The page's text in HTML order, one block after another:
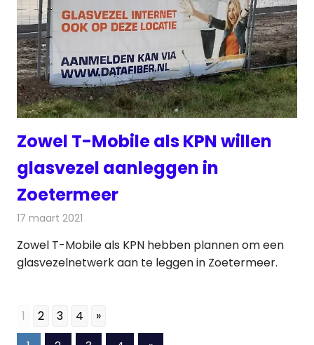
Zowel T-Mobile als KPN willen
glasvezel aanleggen in
Zoetermeer
17 maart 2021
Zowel T-Mobile als KPN hebben plannen om een
glasvezelnetwerk aan te leggen in Zoetermeer.
1 2 3 4 »